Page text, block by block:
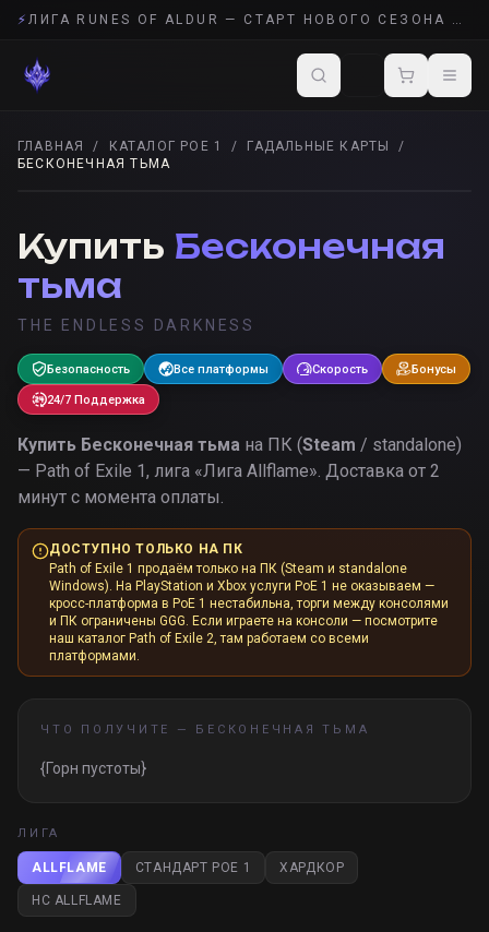
⚡ ЛИГА RUNES OF ALDUR — СТАРТ НОВОГО СЕЗОНА POE 2
ГЛАВНАЯ / КАТАЛОГ POE 1 / ГАДАЛЬНЫЕ КАРТЫ
/
БЕСКОНЕЧНАЯ ТЬМА
Купить Бесконечная
тьма
THE ENDLESS DARKNESS
Безопасность Все платформы Скорость Бонусы
24/7 Поддержка
Купить Бесконечная тьма на ПК (Steam / standalone)
— Path of Exile 1, лига «Лига Allflame». Доставка от 2
минут с момента оплаты.
ДОСТУПНО ТОЛЬКО НА ПК
Path of Exile 1 продаём только на ПК (Steam и standalone
Windows). На PlayStation и Xbox услуги PoE 1 не оказываем —
кросс-платформа в PoE 1 нестабильна, торги между консолями
и ПК ограничены GGG. Если играете на консоли — посмотрите
наш каталог Path of Exile 2, там работаем со всеми
платформами.
ЧТО ПОЛУЧИТЕ — БЕСКОНЕЧНАЯ ТЬМА
{Горн пустоты}
ЛИГА
ALLFLAME СТАНДАРТ POE 1 ХАРДКОР
HC ALLFLAME